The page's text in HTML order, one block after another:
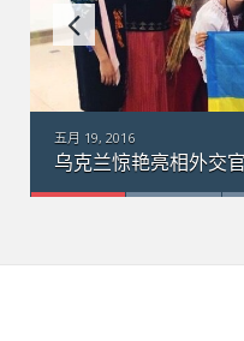
外交官文化节